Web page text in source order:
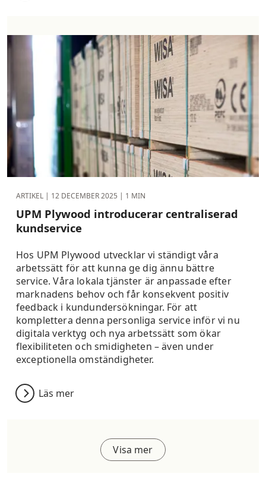
ARTIKEL | 12 DECEMBER 2025 | 1 MIN
UPM Plywood introducerar centraliserad
kundservice
Hos UPM Plywood utvecklar vi ständigt våra
arbetssätt för att kunna ge dig ännu bättre
service. Våra lokala tjänster är anpassade efter
marknadens behov och får konsekvent positiv
feedback i kundundersökningar. För att
komplettera denna personliga service inför vi nu
digitala verktyg och nya arbetssätt som ökar
flexibiliteten och smidigheten – även under
exceptionella omständigheter.
Läs mer
Visa mer